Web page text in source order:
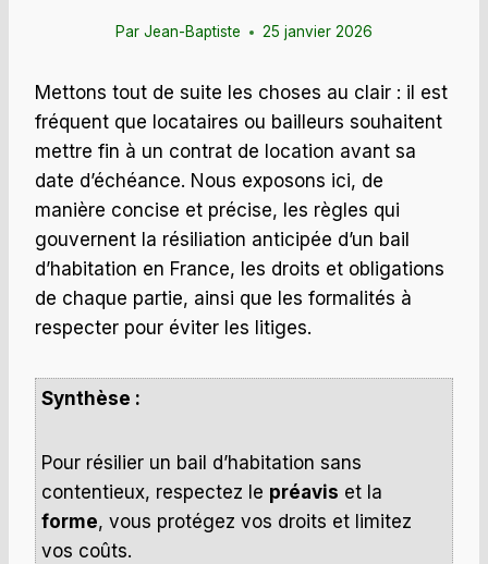
Par Jean-Baptiste 25 janvier 2026
Mettons tout de suite les choses au clair : il est
fréquent que locataires ou bailleurs souhaitent
mettre fin à un contrat de location avant sa
date d’échéance. Nous exposons ici, de
manière concise et précise, les règles qui
gouvernent la résiliation anticipée d’un bail
d’habitation en France, les droits et obligations
de chaque partie, ainsi que les formalités à
respecter pour éviter les litiges.
Synthèse :
Pour résilier un bail d’habitation sans
contentieux, respectez le préavis et la
forme, vous protégez vos droits et limitez
vos coûts.